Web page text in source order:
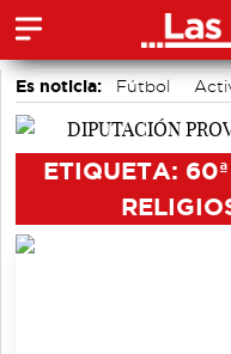
Es noticia: Fútbol
Bádminton
Auditorio
ETIQUETA: